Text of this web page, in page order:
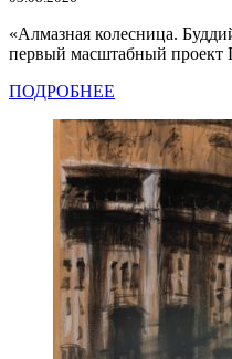
«Алмазная колесница.
первый масштабный
ПОДРОБНЕЕ